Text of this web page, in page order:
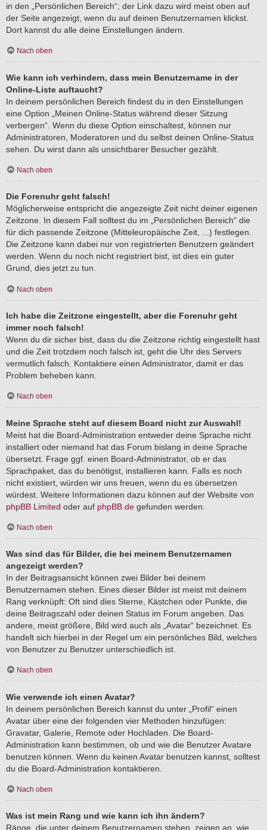
in den „Persönlichen Bereich“; der Link dazu wird meist oben auf
der Seite angezeigt, wenn du auf deinen Benutzernamen klickst.
Dort kannst du alle deine Einstellungen ändern.
Nach oben
Wie kann ich verhindern, dass mein Benutzername in der
Online-Liste auftaucht?
In deinem persönlichen Bereich findest du in den Einstellungen
eine Option „Meinen Online-Status während dieser Sitzung
verbergen“. Wenn du diese Option einschaltest, können nur
Administratoren, Moderatoren und du selbst deinen Online-Status
sehen. Du wirst dann als unsichtbarer Besucher gezählt.
Nach oben
Die Forenuhr geht falsch!
Möglicherweise entspricht die angezeigte Zeit nicht deiner eigenen
Zeitzone. In diesem Fall solltest du im „Persönlichen Bereich“ die
für dich passende Zeitzone (Mitteleuropäische Zeit, ...) festlegen.
Die Zeitzone kann dabei nur von registrierten Benutzern geändert
werden. Wenn du noch nicht registriert bist, ist dies ein guter
Grund, dies jetzt zu tun.
Nach oben
Ich habe die Zeitzone eingestellt, aber die Forenuhr geht
immer noch falsch!
Wenn du dir sicher bist, dass du die Zeitzone richtig eingestellt hast
und die Zeit trotzdem noch falsch ist, geht die Uhr des Servers
vermutlich falsch. Kontaktiere einen Administrator, damit er das
Problem beheben kann.
Nach oben
Meine Sprache steht auf diesem Board nicht zur Auswahl!
Meist hat die Board-Administration entweder deine Sprache nicht
installiert oder niemand hat das Forum bislang in deine Sprache
übersetzt. Frage ggf. einen Board-Administrator, ob er das
Sprachpaket, das du benötigst, installieren kann. Falls es noch
nicht existiert, würden wir uns freuen, wenn du es übersetzen
würdest. Weitere Informationen dazu können auf der Website von
phpBB Limited oder auf phpBB.de gefunden werden.
Nach oben
Was sind das für Bilder, die bei meinem Benutzernamen
angezeigt werden?
In der Beitragsansicht können zwei Bilder bei deinem
Benutzernamen stehen. Eines dieser Bilder ist meist mit deinem
Rang verknüpft: Oft sind dies Sterne, Kästchen oder Punkte, die
deine Beitragszahl oder deinen Status im Forum angeben. Das
andere, meist größere, Bild wird auch als „Avatar“ bezeichnet. Es
handelt sich hierbei in der Regel um ein persönliches Bild, welches
von Benutzer zu Benutzer unterschiedlich ist.
Nach oben
Wie verwende ich einen Avatar?
In deinem persönlichen Bereich kannst du unter „Profil“ einen
Avatar über eine der folgenden vier Methoden hinzufügen:
Gravatar, Galerie, Remote oder Hochladen. Die Board-
Administration kann bestimmen, ob und wie die Benutzer Avatare
benutzen können. Wenn du keinen Avatar benutzen kannst, solltest
du die Board-Administration kontaktieren.
Nach oben
Was ist mein Rang und wie kann ich ihn ändern?
Ränge, die unter deinem Benutzernamen stehen, zeigen an, wie